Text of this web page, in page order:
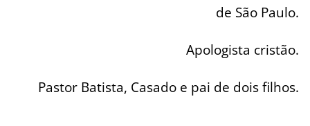
de São Paulo.
Apologista cristão.
Pastor Batista, Casado e pai de dois filhos.